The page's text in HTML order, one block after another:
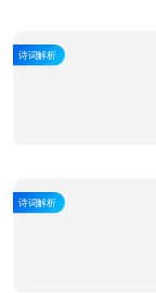
诗词解析
诗词解析